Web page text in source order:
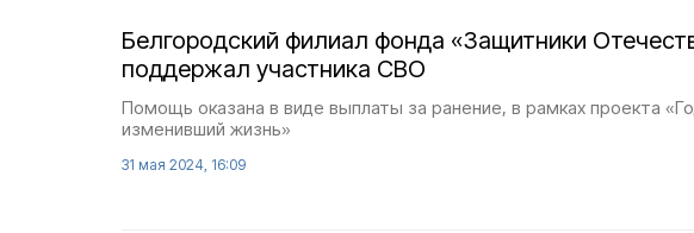
Белгородский филиал фонда «Защитники
поддержал участника СВО
Помощь оказана в виде выплаты за ранение, в рамках проекта
изменивший жизнь»
31 мая 2024, 16:09